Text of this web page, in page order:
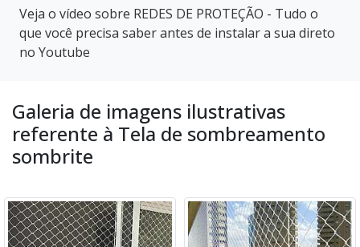
Veja o vídeo sobre REDES DE PROTEÇÃO - Tudo o
que você precisa saber antes de instalar a sua direto
no Youtube
Galeria de imagens ilustrativas
referente à Tela de sombreamento
sombrite